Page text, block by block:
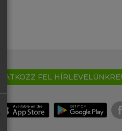
IRATKOZZ FEL HÍRLEVELÜNKRE!